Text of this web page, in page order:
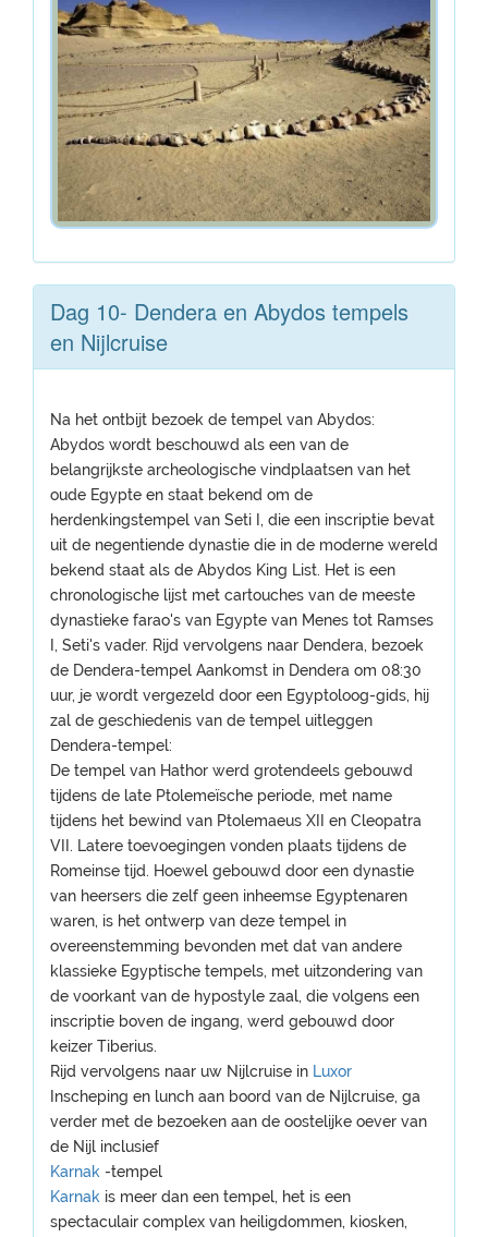
Dag 10- Dendera en Abydos tempels
en Nijlcruise
Na het ontbijt bezoek de tempel van Abydos:
Abydos wordt beschouwd als een van de
belangrijkste archeologische vindplaatsen van het
oude Egypte en staat bekend om de
herdenkingstempel van Seti I, die een inscriptie bevat
uit de negentiende dynastie die in de moderne wereld
bekend staat als de Abydos King List. Het is een
chronologische lijst met cartouches van de meeste
dynastieke farao's van Egypte van Menes tot Ramses
I, Seti's vader. Rijd vervolgens naar Dendera, bezoek
de Dendera-tempel Aankomst in Dendera om 08:30
uur, je wordt vergezeld door een Egyptoloog-gids, hij
zal de geschiedenis van de tempel uitleggen
Dendera-tempel:
De tempel van Hathor werd grotendeels gebouwd
tijdens de late Ptolemeïsche periode, met name
tijdens het bewind van Ptolemaeus XII en Cleopatra
VII. Latere toevoegingen vonden plaats tijdens de
Romeinse tijd. Hoewel gebouwd door een dynastie
van heersers die zelf geen inheemse Egyptenaren
waren, is het ontwerp van deze tempel in
overeenstemming bevonden met dat van andere
klassieke Egyptische tempels, met uitzondering van
de voorkant van de hypostyle zaal, die volgens een
inscriptie boven de ingang, werd gebouwd door
keizer Tiberius.
Rijd vervolgens naar uw Nijlcruise in Luxor
Inscheping en lunch aan boord van de Nijlcruise, ga
verder met de bezoeken aan de oostelijke oever van
de Nijl inclusief
Karnak -tempel
Karnak is meer dan een tempel, het is een
spectaculair complex van heiligdommen, kiosken,